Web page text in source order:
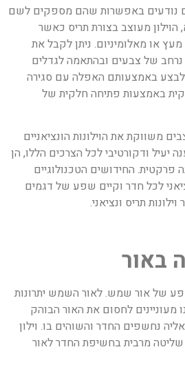
נודעים באפשרות שהם מספקים לשם
מעוצב בצורת תריס כאשר
או מאלומיניום. ניתן לקבל את
נרחב של צבעים ובהתאמה לגדלים
באמצעותם האפלה עם סגירה
באמצעות פתיחה חלקית של
משווקת את הוילונות הונציאניים
יעיל ודקורטיבי לכל הצרכים הללו, הן
פרקטית. החידושים הטכנולוגיים
לכל חדר וקיים שפע של דגמים
תריס ונציאני.
באור
של אור שמש. לאור השמש יתרונות
מעוניינים לחסום את האור הבוהק
נחשפים החדר והשוהים בו. וילון
שליטה מרבית בחשיפת החדר לאור